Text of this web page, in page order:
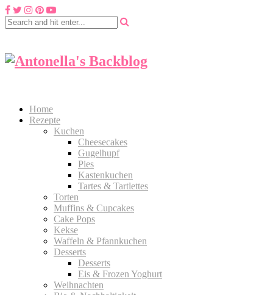
Home
Rezepte
Kuchen
Cheesecakes
Gugelhupf
Pies
Kastenkuchen
Tartes & Tartlettes
Torten
Muffins & Cupcakes
Cake Pops
Kekse
Waffeln & Pfannkuchen
Desserts
Desserts
Eis & Frozen Yoghurt
Weihnachten